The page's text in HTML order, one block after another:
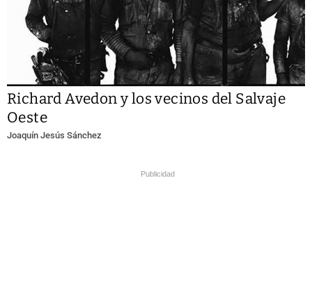
Richard Avedon y los vecinos del Salvaje
Oeste
Joaquín Jesús Sánchez
Publicidad